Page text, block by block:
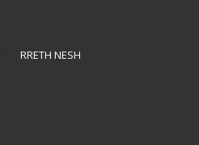
RRETH NESH